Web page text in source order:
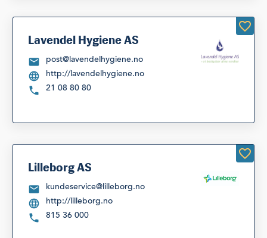
Lavendel Hygiene AS
post@lavendelhygiene.no
http://lavendelhygiene.no
21 08 80 80
Lilleborg AS
kundeservice@lilleborg.no
http://lilleborg.no
815 36 000